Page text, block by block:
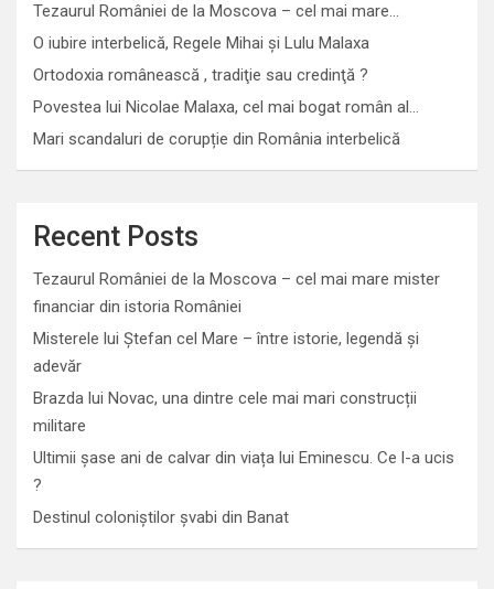
Tezaurul României de la Moscova – cel mai mare…
O iubire interbelică, Regele Mihai și Lulu Malaxa
Ortodoxia românească , tradiţie sau credinţă ?
Povestea lui Nicolae Malaxa, cel mai bogat român al…
Mari scandaluri de corupție din România interbelică
Recent Posts
Tezaurul României de la Moscova – cel mai mare mister
financiar din istoria României
Misterele lui Ștefan cel Mare – între istorie, legendă și
adevăr
Brazda lui Novac, una dintre cele mai mari construcții
militare
Ultimii șase ani de calvar din viața lui Eminescu. Ce l-a ucis
?
Destinul coloniștilor șvabi din Banat